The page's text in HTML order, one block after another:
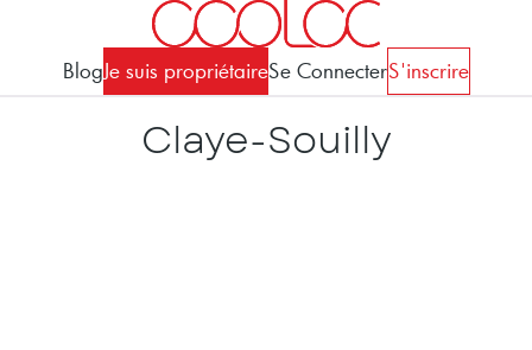
BlogJe suis propriétaireSe ConnecterS'inscrire
Claye-Souilly